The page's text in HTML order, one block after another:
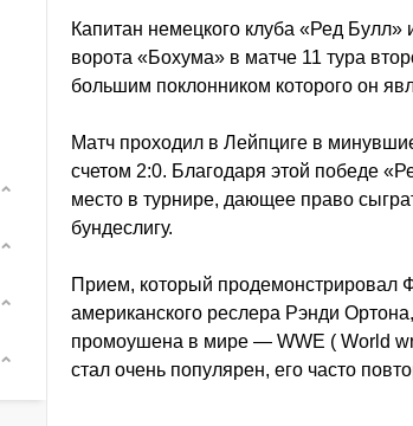
Капитан немецкого клуба «Ред
ворота «Бохума» в матче 11 тура
большим поклонником которого он
Матч проходил в Лейпциге в
счетом 2:0. Благодаря этой победе
место в турнире, дающее право
бундеслигу.
Прием, который продемонстрировал
американского реслера Рэнди
промоушена в мире — WWE ( World
стал очень популярен, его часто